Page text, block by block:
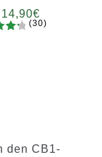
14,90€
(30)
den CB1-